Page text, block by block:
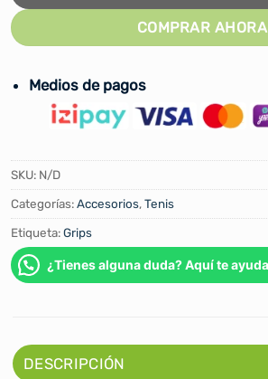
COMPRAR AHORA
Medios de pagos
SKU: N/D
Categorías:Accesorios,Tenis
Etiqueta:Grips
¿Tienes alguna duda? Aquí te
DESCRIPCIÓN